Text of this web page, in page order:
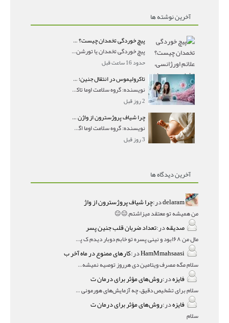
آخرین نوشته ها
پیچ خوردگی تخمدان چیست؟ علائم اورژانسی، تشخیص و درمان تورشن تخمدان
پیچ خوردگی تخمدان یا تورشن تخمدان زمانی رخ می‌ده
حدود 16 ساعت قبل
تاکرولیموس در انتقال جنین؛ آیا شانس لانه‌گزینی را افزایش می‌دهد؟
نویسنده: گروه سلامت اوما تاکرولیموس در انتقال جنین
2 روز قبل
چرا شیاف پروژسترون از واژن بیرون می‌ریزد؟ میزان جذب و زمان صحیح مصرف
نویسنده: گروه سلامت اوما اگر بعد از گذاشتن شیاف پر
3 روز قبل
آخرین دیدگاه ها
delaramدر:چرا شیاف پروژسترون از واژ
من همیشه تو معتقد میزاشتم,,😑😐
صدیقهدر:تعداد ضربان قلب جنین پسر
مال من ۱۶۸بود و نینی پسره تو خابم دوبار دیدم ک پسره
HamMmahsaasiدر:کارهای ممنوع در ماه آخر ب
سلام مگه مصرف ویتامین دی هرروز توصیه نمیشه؟درمقاله میگه
فایزهدر:روش‌های مؤثر برای درمان ت
سلام برای تشخیص دقیق، چه آزمایش‌های هورمونی و چه سونوگر
فایزهدر:روش‌های مؤثر برای درمان ت
سلام